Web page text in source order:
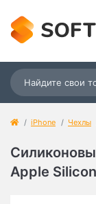
iPhone Чехлы
Apple